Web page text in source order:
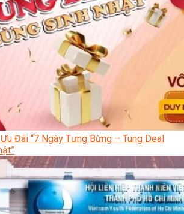
Đãi “7 Ngày Tưng Bừng – Tung Deal